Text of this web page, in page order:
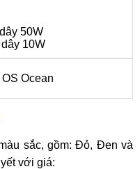
50W
10W
Ocean
sắc, gồm: Đỏ, Đen và
với giá: